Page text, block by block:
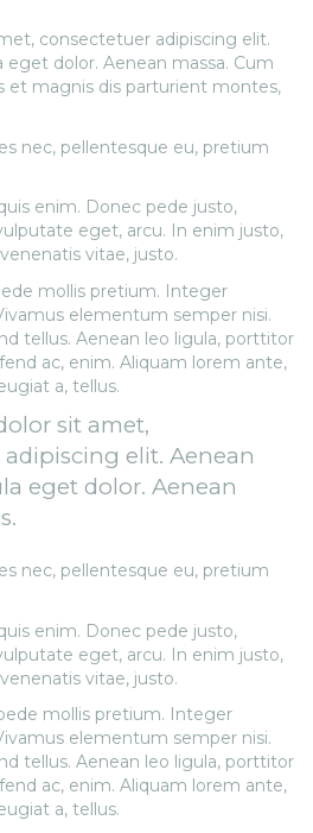
consectetuer adipiscing elit.
dolor. Aenean massa. Cum
et magnis dis parturient montes,
nec, pellentesque eu, pretium
enim. Donec pede justo,
eget, arcu. In enim justo,
vitae, justo.
mollis pretium. Integer
elementum semper nisi.
tellus. Aenean leo ligula, porttitor
ac, enim. Aliquam lorem ante,
a, tellus.
sit amet,
adipiscing elit. Aenean
eget dolor. Aenean
nec, pellentesque eu, pretium
enim. Donec pede justo,
eget, arcu. In enim justo,
vitae, justo.
mollis pretium. Integer
elementum semper nisi.
tellus. Aenean leo ligula, porttitor
ac, enim. Aliquam lorem ante,
a, tellus.